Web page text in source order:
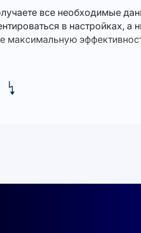
все необходимые
в настройках,
максимальную
при низком вольтаже.